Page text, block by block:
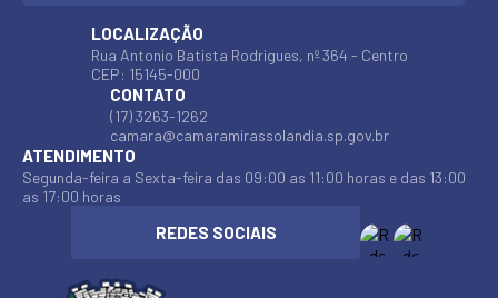
LOCALIZAÇÃO
Rua Antonio Batista Rodrigues, nº 364 - Centro
CEP: 15145-000
CONTATO
(17) 3263-1262
camara@camaramirassolandia.sp.gov.br
ATENDIMENTO
Segunda-feira a Sexta-feira das 09:00 as 11:00 horas e das 13:00
as 17:00 horas